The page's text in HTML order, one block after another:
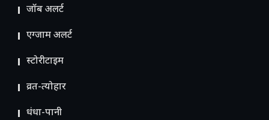
जॉब अलर्ट
एग्जाम अलर्ट
स्टोरीटाइम
व्रत-त्योहार
धंधा-पानी